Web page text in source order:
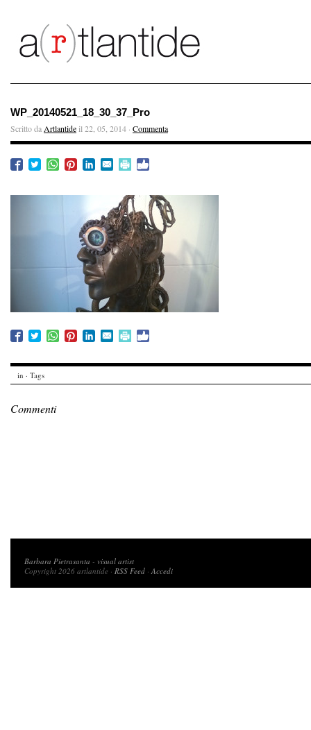
WP_20140521_18_30_37_Pro
Scritto da Artlantideil 22, 05, 2014 · Commenta
in · Tags
Commenti
Barbara Pietrasanta - visual artist
Copyright 2026 artlantide · RSS Feed ·Accedi